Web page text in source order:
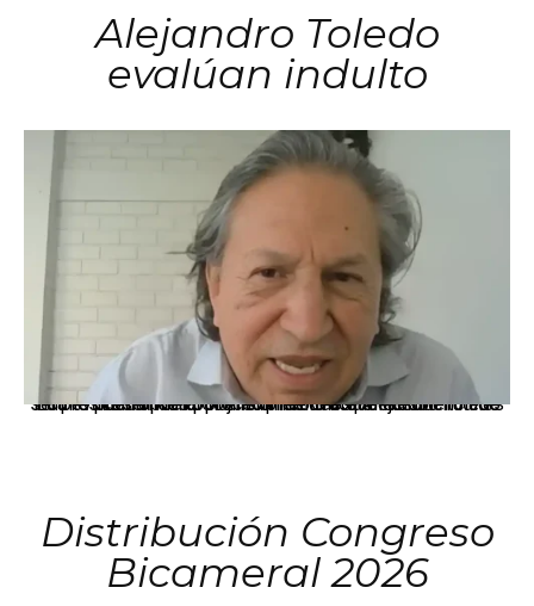
Alejandro Toledo
evalúan indulto
La presidenta Keiko Fujimori informó que la solicitud de indulto presentada por el expresidente Alejandro Toledo será evaluada por la Comisión de Gracias Presidenciales conforme al procedimiento establecido.
Distribución Congreso
Bicameral 2026